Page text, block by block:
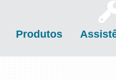
Produtos